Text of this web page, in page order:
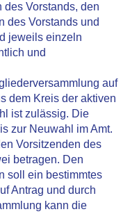
des Vorstands, den
des Vorstands und
jeweils einzeln
und
auf
dem Kreis der aktiven
ist zulässig. Die
zur Neuwahl im Amt.
Vorsitzenden des
betragen. Den
soll ein bestimmtes
Antrag und durch
kann die